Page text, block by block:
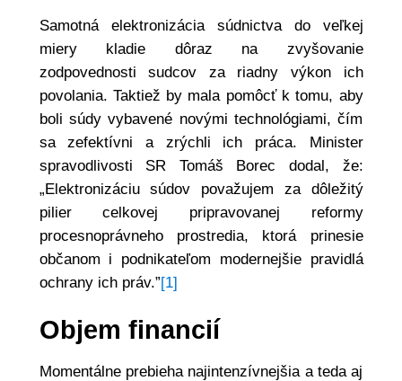
Samotná elektronizácia súdnictva do veľkej
miery kladie dôraz na zvyšovanie
zodpovednosti sudcov za riadny výkon ich
povolania. Taktiež by mala pomôcť k tomu, aby
boli súdy vybavené novými technológiami, čím
sa zefektívni a zrýchli ich práca. Minister
spravodlivosti SR Tomáš Borec dodal, že:
„Elektronizáciu súdov považujem za dôležitý
pilier celkovej pripravovanej reformy
procesnoprávneho prostredia, ktorá prinesie
občanom i podnikateľom modernejšie pravidlá
ochrany ich práv.”[1]
Objem financií
Momentálne prebieha najintenzívnejšia a teda aj